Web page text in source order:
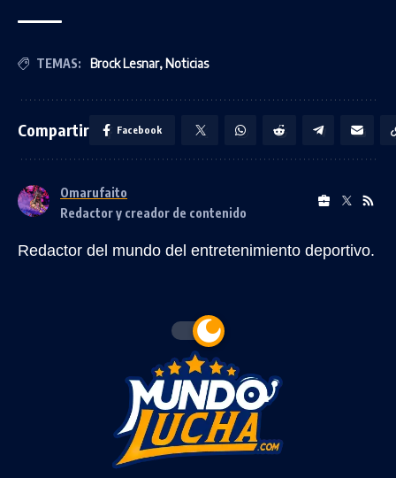
TEMAS: Brock Lesnar, Noticias
Compartir Facebook
Omarufaito
Redactor y creador de contenido
Redactor del mundo del entretenimiento deportivo.